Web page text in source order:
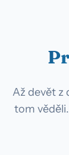
Až devět z
tom